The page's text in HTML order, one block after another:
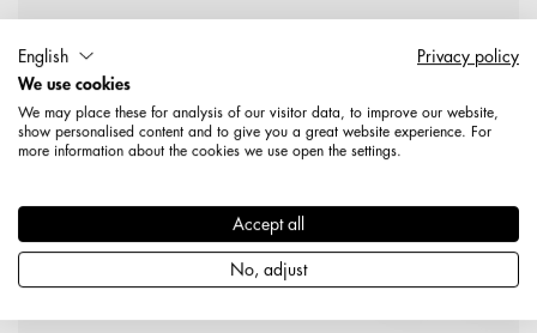
English
Privacy policy
We use cookies
We may place these for analysis of our visitor data, to improve our website,
show personalised content and to give you a great website experience. For
more information about the cookies we use open the settings.
Accept all
No, adjust